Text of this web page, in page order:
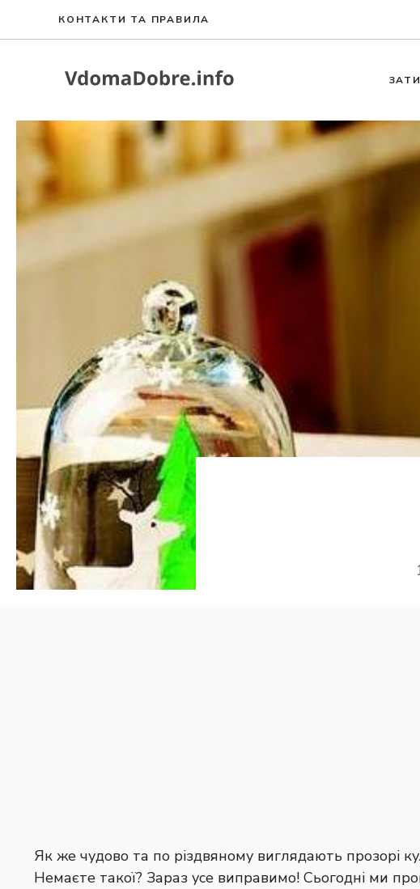
КОНТАКТИ ТА ПРАВИЛА
Як же чудово та по різдвяному виглядають прозорі
Немаєте такої? Зараз усе виправимо! Сьогодні ми